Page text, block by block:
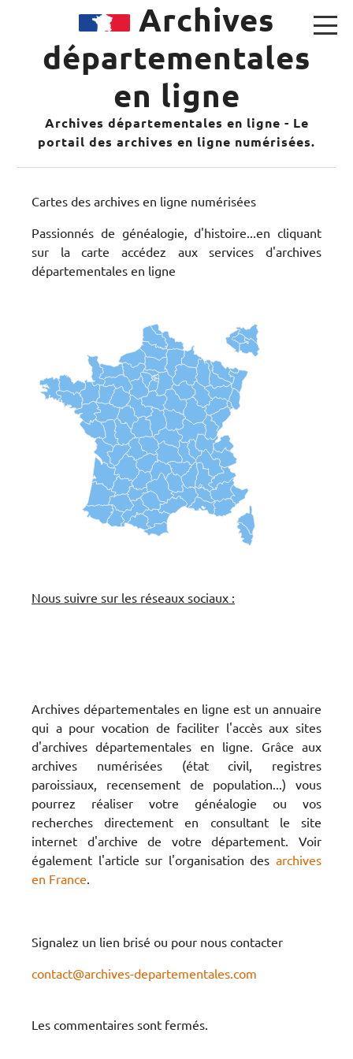
Archives
départementales
en ligne
Archives départementales en ligne - Le
portail des archives en ligne numérisées.
Cartes des archives en ligne numérisées
Passionnés de généalogie, d'histoire...en cliquant
sur la carte accédez aux services d'archives
départementales en ligne
Nous suivre sur les réseaux sociaux :
Archives départementales en ligne est un annuaire
qui a pour vocation de faciliter l'accès aux sites
d'archives départementales en ligne. Grâce aux
archives numérisées (état civil, registres
paroissiaux, recensement de population...) vous
pourrez réaliser votre généalogie ou vos
recherches directement en consultant le site
internet d'archive de votre département. Voir
également l'article sur l'organisation des archives
en France.
Signalez un lien brisé ou pour nous contacter
contact@archives-departementales.com
Les commentaires sont fermés.